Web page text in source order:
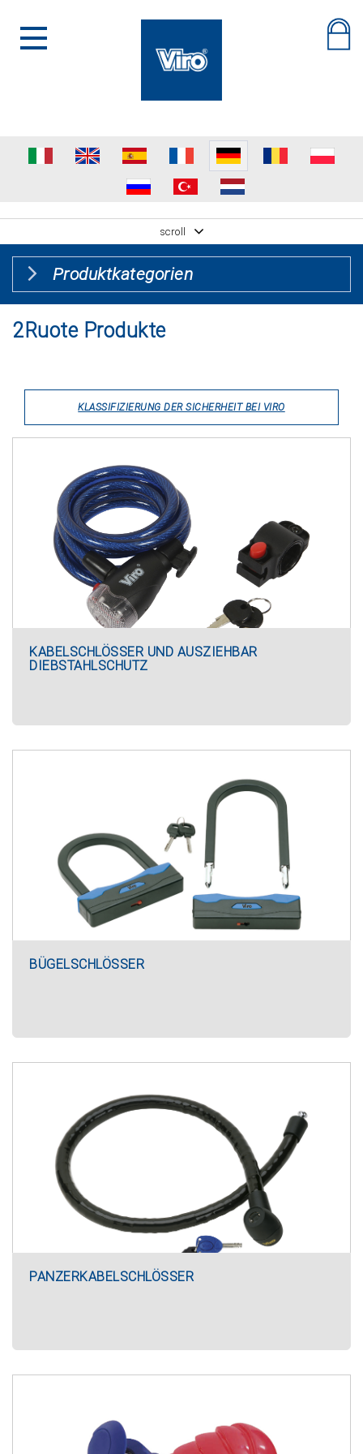
scroll
Produktkategorien
2Ruote Produkte
KLASSIFIZIERUNG DER SICHERHEIT BEI VIRO
KABELSCHLÖSSER UND AUSZIEHBAR
DIEBSTAHLSCHUTZ
BÜGELSCHLÖSSER
PANZERKABELSCHLÖSSER